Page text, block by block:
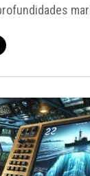
su flota de